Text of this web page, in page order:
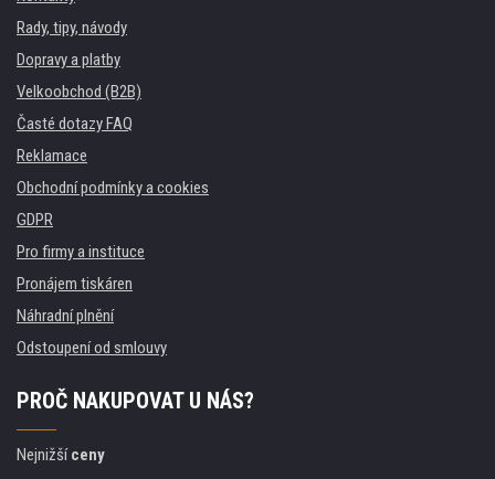
Rady, tipy, návody
Dopravy a platby
Velkoobchod (B2B)
Časté dotazy FAQ
Reklamace
Obchodní podmínky a cookies
GDPR
Pro firmy a instituce
Pronájem tiskáren
Náhradní plnění
Odstoupení od smlouvy
PROČ NAKUPOVAT U NÁS?
Nejnižšíceny